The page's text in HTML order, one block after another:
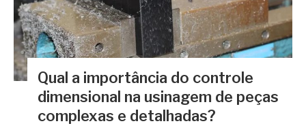
Qual a importância do controle
dimensional na usinagem de peças
complexas e detalhadas?